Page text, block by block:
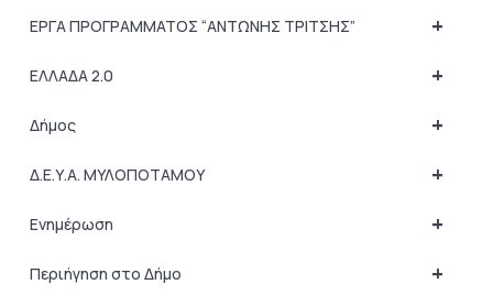
+
ΕΡΓΑ ΠΡΟΓΡΑΜΜΑΤΟΣ “ΑΝΤΩΝΗΣ ΤΡΙΤΣΗΣ”
+
ΕΛΛΑΔΑ 2.0
+
Δήμος
+
Δ.Ε.Υ.Α. ΜΥΛΟΠΟΤΑΜΟΥ
+
Ενημέρωση
+
Περιήγηση στο Δήμο